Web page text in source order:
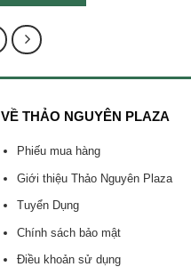
VỀ THẢO NGUYÊN PLAZA
Phiếu mua hàng
Giới thiệu Thảo Nguyên Plaza
Tuyển Dụng
Chính sách bảo mật
Điều khoản sử dụng